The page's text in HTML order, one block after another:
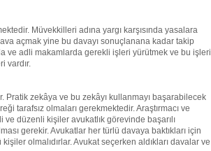
Müvekkilleri adına yargı karşısında yasalara
açmak yine bu davayı sonuçlanana kadar takip
ve adli makamlarda gerekli işleri yürütmek ve bu işleri
vardır.
Pratik zekâya ve bu zekâyı kullanmayı başarabilecek
tarafsız olmaları gerekmektedir. Araştırmacı ve
düzenli kişiler avukatlık görevinde başarılı
gerekir. Avukatlar her türlü davaya baktıkları için
olmalıdırlar. Avukat seçerken aldıkları davalar ve